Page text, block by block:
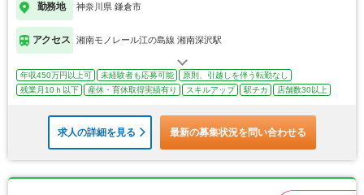
勤務地 神奈川県 鎌倉市
アクセス 湘南モノレール江の島線 湘南深沢駅
年収450万円以上可 未経験者も応募可能
原則、引越しを伴う転勤なし
残業月10ｈ以下
産休・育休取得実績有り スキルアップ 駅チカ 店舗数30以上
求人の詳細を見る 最新の募集状況を問い合わせる